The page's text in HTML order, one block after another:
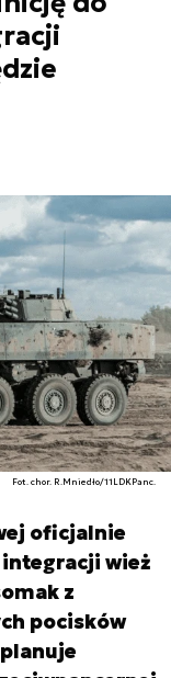
Fot. chor. R.Mniedło/11LDKPanc.
oficjalnie
wież
z
pocisków